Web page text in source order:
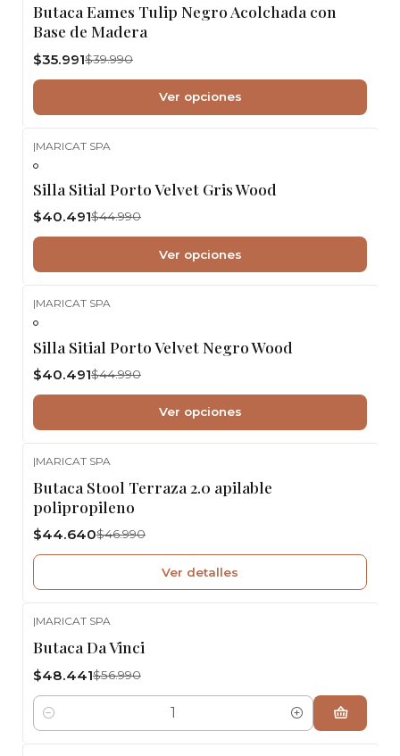
Butaca Eames Tulip Negro Acolchada con
Base de Madera
$35.991$39.990
Ver opciones
|MARICAT SPA
Silla Sitial Porto Velvet Gris Wood
$40.491$44.990
Ver opciones
|MARICAT SPA
Silla Sitial Porto Velvet Negro Wood
$40.491$44.990
Ver opciones
No disponible
|MARICAT SPA
Butaca Stool Terraza 2.0 apilable
polipropileno
$44.640$46.990
Ver detalles
|MARICAT SPA
Butaca Da Vinci
$48.441$56.990
Cantidad